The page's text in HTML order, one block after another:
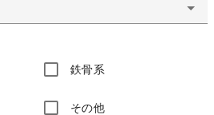
鉄骨系
その他